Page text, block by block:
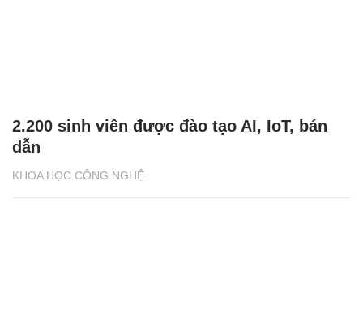
KHOA HỌC CÔNG NGHỆ
2.200 sinh viên được đào tạo AI, IoT, bán
dẫn